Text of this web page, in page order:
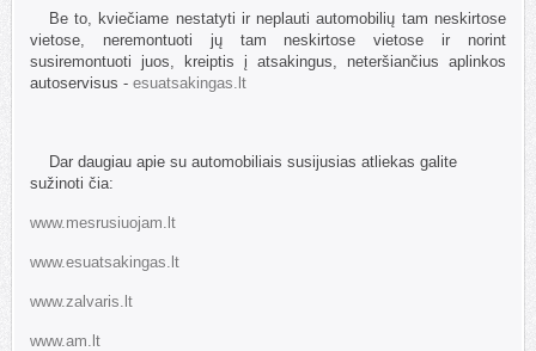
Be to, kviečiame nestatyti ir neplauti automobilių tam neskirtose
vietose, neremontuoti jų tam neskirtose vietose ir norint
susiremontuoti juos, kreiptis į atsakingus, neteršiančius aplinkos
autoservisus - esuatsakingas.lt
Dar daugiau apie su automobiliais susijusias atliekas galite
sužinoti čia:
www.mesrusiuojam.lt
www.esuatsakingas.lt
www.zalvaris.lt
www.am.lt